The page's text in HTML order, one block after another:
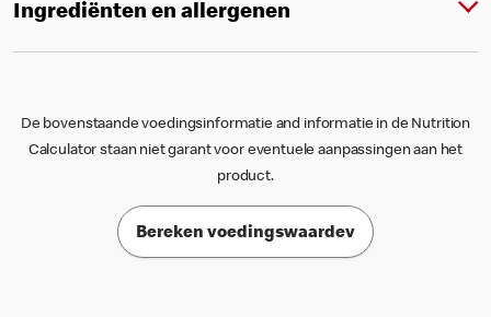
Ingrediënten en allergenen
De bovenstaande voedingsinformatie and informatie in de Nutrition
Calculator staan niet garant voor eventuele aanpassingen aan het
product.
Bereken voedingswaardev